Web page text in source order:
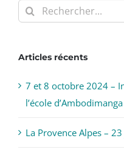
Rechercher:
Articles récents
7 et 8 octobre 2024 –
l’école d’Ambodimanga
La Provence Alpes –